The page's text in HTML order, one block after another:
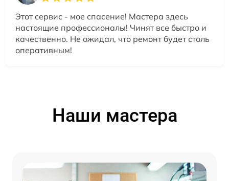
Этот сервис - мое спасение! Мастера здесь
настоящие профессионалы! Чинят все быстро и
качественно. Не ожидал, что ремонт будет столь
оперативным!
Наши мастера